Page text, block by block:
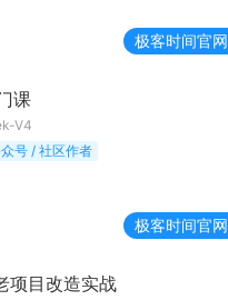
极客时间官
课
V4
号 / 社区作者
极客时间官
项目改造实战